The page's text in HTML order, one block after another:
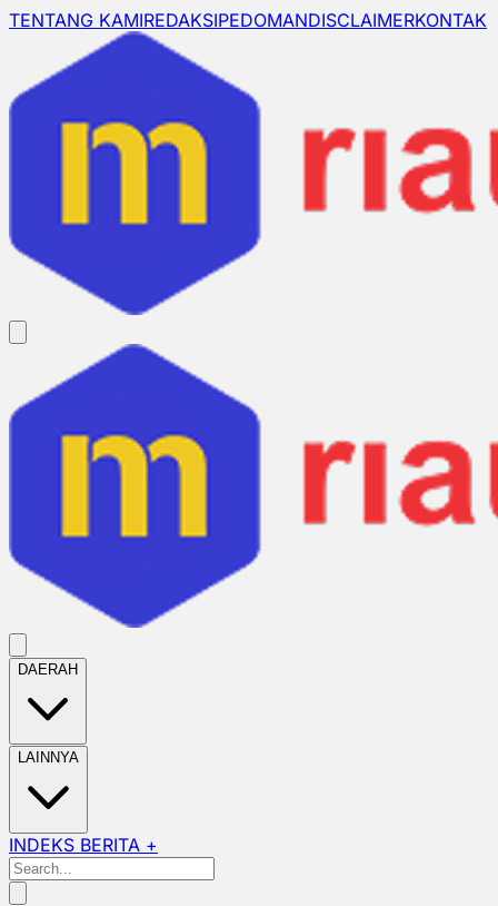
TENTANG KAMIREDAKSIPEDOMANDISCLAIMERKONTAK
DAERAH
LAINNYA
INDEKS BERITA +